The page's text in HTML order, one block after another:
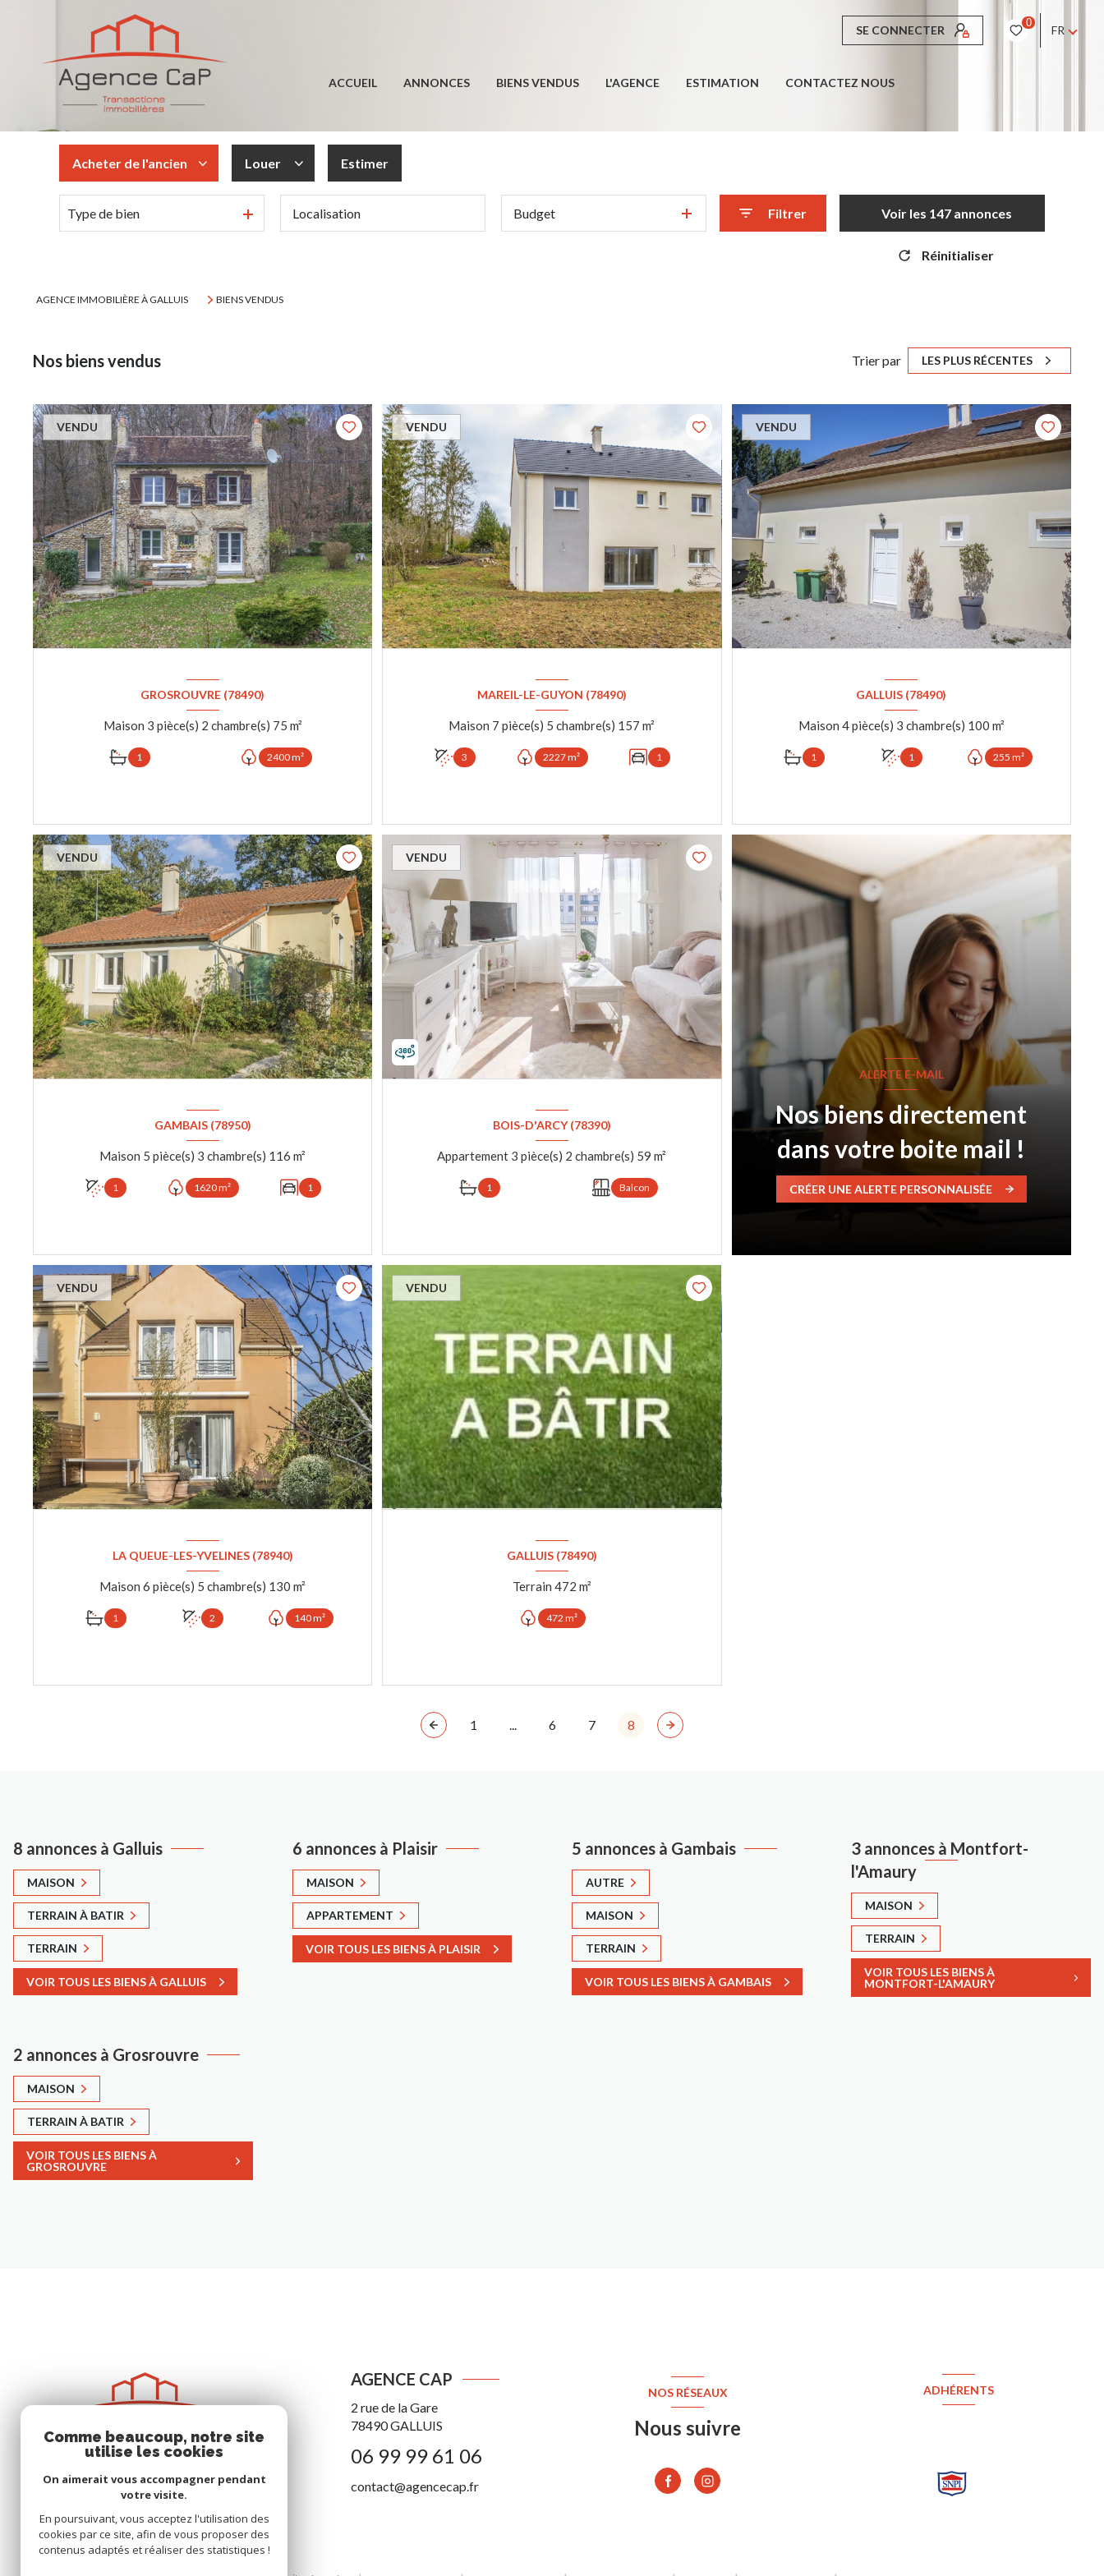
SE CONNECTER
0
FR
ACCUEIL ANNONCES BIENS VENDUS L'AGENCE ESTIMATION CONTACTEZ NOUS
Acheter de l'ancien
De l'ancien
Louer
à l'année
Estimer
Type de bien Budget Filtrer Voir les 147annonces
Réinitialiser
AGENCE IMMOBILIÈRE À GALLUIS BIENS VENDUS
Nos biens vendus Trier par LES PLUS RÉCENTES
VENDU
GROSROUVRE (78490)
Maison 3 pièce(s) 2 chambre(s) 75 m²
1 2400 m²
VENDU
MAREIL-LE-GUYON (78490)
Maison 7 pièce(s) 5 chambre(s) 157 m²
3 2227 m² 1
VENDU
GALLUIS (78490)
Maison 4 pièce(s) 3 chambre(s) 100 m²
1 1 255 m²
VENDU
GAMBAIS (78950)
Maison 5 pièce(s) 3 chambre(s) 116 m²
1 1620 m² 1
VENDU
BOIS-D'ARCY (78390)
Appartement 3 pièce(s) 2 chambre(s) 59 m²
1 Balcon
ALERTE E-MAIL
Nos biens directement
dans votre boite mail !
CRÉER UNE ALERTE PERSONNALISÉE
VENDU
LA QUEUE-LES-YVELINES (78940)
Maison 6 pièce(s) 5 chambre(s) 130 m²
1 2 140 m²
VENDU
GALLUIS (78490)
Terrain 472 m²
472 m²
1 6 7 8
8 annonces à Galluis
MAISON
TERRAIN À BATIR
TERRAIN
VOIR TOUS LES BIENS À GALLUIS
6 annonces à Plaisir
MAISON
APPARTEMENT
VOIR TOUS LES BIENS À PLAISIR
5 annonces à Gambais
AUTRE
MAISON
TERRAIN
VOIR TOUS LES BIENS À GAMBAIS
3 annonces à Montfort-
l'Amaury
MAISON
TERRAIN
VOIR TOUS LES BIENS À
MONTFORT-L'AMAURY
2 annonces à Grosrouvre
MAISON
TERRAIN À BATIR
VOIR TOUS LES BIENS À
GROSROUVRE
AGENCE CAP
2 rue de la Gare
78490GALLUIS
06 99 99 61 06
contact@agencecap.fr
NOS RÉSEAUX
Nous suivre
ADHÉRENTS
Comme beaucoup, notre site
utilise les cookies
On aimerait vous accompagner pendant
votre visite.
En poursuivant, vous acceptez l'utilisation des
cookies par ce site, afin de vous proposer des
contenus adaptés et réaliser des statistiques !